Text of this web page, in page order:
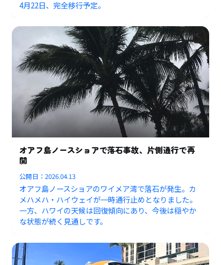
4月22日、完全移行予定。
オアフ島ノースショアで落石事故、片側通行で再
開
公開日：2026.04.13
オアフ島ノースショアのワイメア湾で落石が発生。カ
メハメハ・ハイウェイが一時通行止めとなりました。
一方、ハワイの天候は回復傾向にあり、今後は穏やか
な状態が続く見通しです。